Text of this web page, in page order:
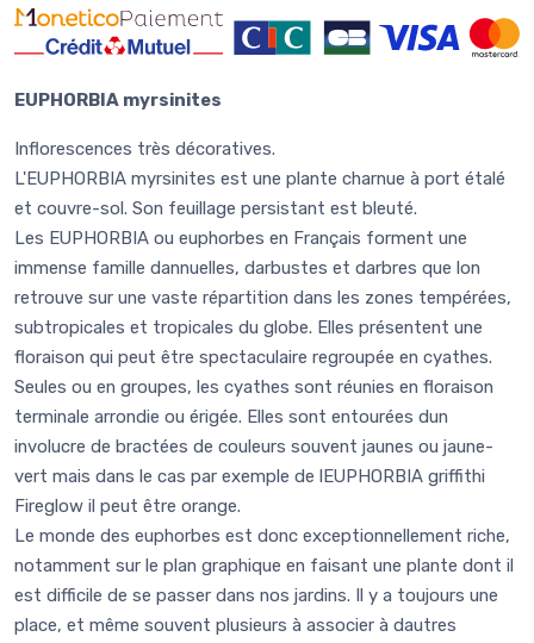
EUPHORBIA myrsinites
Inflorescences très décoratives.
L'EUPHORBIA myrsinites est une plante charnue à port étalé
et couvre-sol. Son feuillage persistant est bleuté.
Les EUPHORBIA ou euphorbes en Français forment une
immense famille dannuelles, darbustes et darbres que lon
retrouve sur une vaste répartition dans les zones tempérées,
subtropicales et tropicales du globe. Elles présentent une
floraison qui peut être spectaculaire regroupée en cyathes.
Seules ou en groupes, les cyathes sont réunies en floraison
terminale arrondie ou érigée. Elles sont entourées dun
involucre de bractées de couleurs souvent jaunes ou jaune-
vert mais dans le cas par exemple de lEUPHORBIA griffithi
Fireglow il peut être orange.
Le monde des euphorbes est donc exceptionnellement riche,
notamment sur le plan graphique en faisant une plante dont il
est difficile de se passer dans nos jardins. Il y a toujours une
place, et même souvent plusieurs à associer à dautres